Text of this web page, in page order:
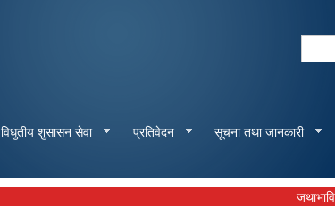
Search
विधुतीय शुसासन सेवा प्रतिवेदन सूचना तथा जानकारी
जथाभावि